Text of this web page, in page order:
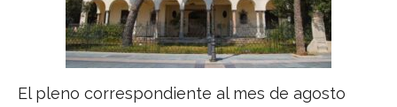
El pleno correspondiente al mes de agosto